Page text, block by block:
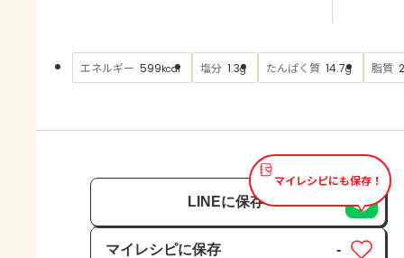
AJINOMOTO PARK とは
エネルギー 599kcal 塩分 1.3g たんぱく質 14.7g 脂質
マイレシピにも保存！
LINEに保存
マイレシピに保存
-